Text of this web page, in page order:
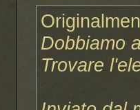
Dobbiamo
Trovare